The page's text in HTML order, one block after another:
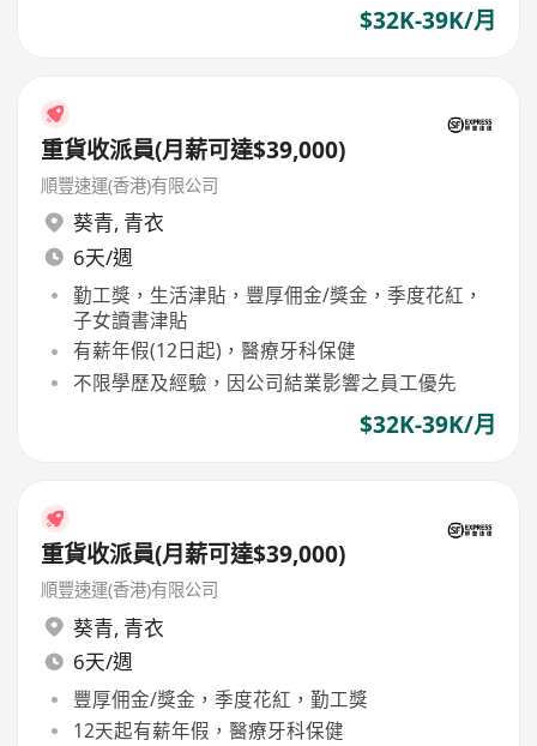
$32K-39K/月
重貨收派員(月薪可達$39,000)
順豐速運(香港)有限公司
葵青, 青衣
6天/週
勤工獎，生活津貼，豐厚佣金/獎金，季度花紅，
子女讀書津貼
有薪年假(12日起)，醫療牙科保健
不限學歷及經驗，因公司結業影響之員工優先
$32K-39K/月
重貨收派員(月薪可達$39,000)
順豐速運(香港)有限公司
葵青, 青衣
6天/週
豐厚佣金/獎金，季度花紅，勤工獎
12天起有薪年假，醫療牙科保健